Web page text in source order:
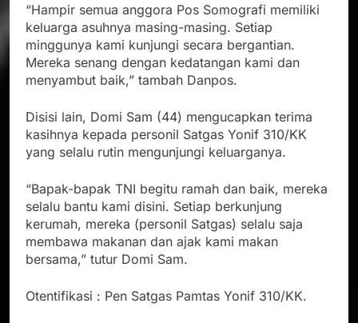
“Hampir semua anggora Pos Somografi memiliki
keluarga asuhnya masing-masing. Setiap
minggunya kami kunjungi secara bergantian.
Mereka senang dengan kedatangan kami dan
menyambut baik,” tambah Danpos.
Disisi lain, Domi Sam (44) mengucapkan terima
kasihnya kepada personil Satgas Yonif 310/KK
yang selalu rutin mengunjungi keluarganya.
“Bapak-bapak TNI begitu ramah dan baik, mereka
selalu bantu kami disini. Setiap berkunjung
kerumah, mereka (personil Satgas) selalu saja
membawa makanan dan ajak kami makan
bersama,” tutur Domi Sam.
Otentifikasi : Pen Satgas Pamtas Yonif 310/KK.